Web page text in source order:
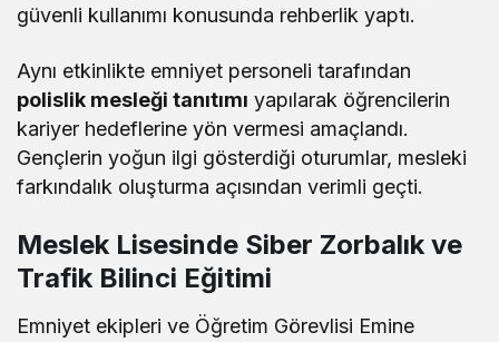
güvenli kullanımı konusunda rehberlik yaptı.
Aynı etkinlikte emniyet personeli tarafından
polislik mesleği tanıtımı yapılarak öğrencilerin
kariyer hedeflerine yön vermesi amaçlandı.
Gençlerin yoğun ilgi gösterdiği oturumlar, mesleki
farkındalık oluşturma açısından verimli geçti.
Meslek Lisesinde Siber Zorbalık ve
Trafik Bilinci Eğitimi
Emniyet ekipleri ve Öğretim Görevlisi Emine